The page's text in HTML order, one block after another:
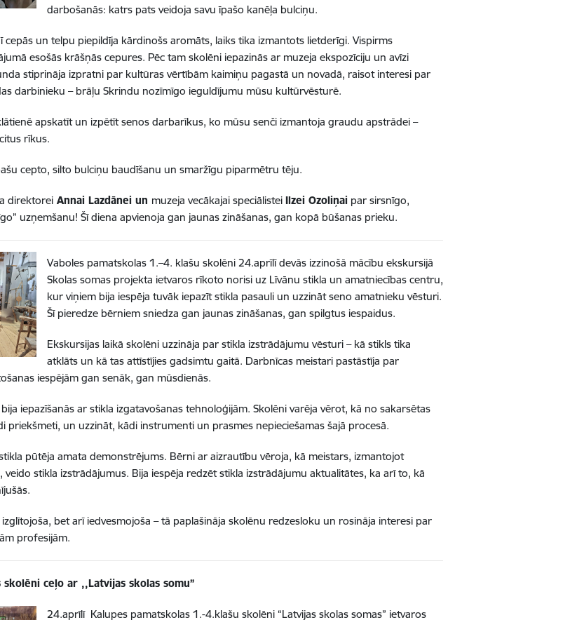
darbošanās: katrs pats veidoja savu īpašo kanēļa bulciņu.
cepās un telpu piepildīja kārdinošs aromāts, laiks tika izmantots lietderīgi. Vispirms
esošās krāšņās cepures. Pēc tam skolēni iepazinās ar muzeja ekspozīciju un avīzi
stiprināja izpratni par kultūras vērtībām kaimiņu pagastā un novadā, raisot interesi par
darbinieku – brāļu Skrindu nozīmīgo ieguldījumu mūsu kultūrvēsturē.
apskatīt un izpētīt senos darbarīkus, ko mūsu senči izmantoja graudu apstrādei –
rīkus.
cepto, silto bulciņu baudīšanu un smaržīgu piparmētru tēju.
direktorei Annai Lazdānei un muzeja vecākajai speciālisteiIlzei Ozoliņai par sirsnīgo,
uzņemšanu! Šī diena apvienoja gan jaunas zināšanas, gan kopā būšanas prieku.
Vaboles pamatskolas 1.–4. klašu skolēni 24.aprīlī devās izzinošā mācību ekskursijā
Skolas somas projekta ietvaros rīkoto norisi uz Līvānu stikla un amatniecības centru,
kur viņiem bija iespēja tuvāk iepazīt stikla pasauli un uzzināt seno amatnieku vēsturi.
Šī pieredze bērniem sniedza gan jaunas zināšanas, gan spilgtus iespaidus.
Ekskursijas laikā skolēni uzzināja par stikla izstrādājumu vēsturi – kā stikls tika
atklāts un kā tas attīstījies gadsimtu gaitā. Darbnīcas meistari pastāstīja par
iespējām gan senāk, gan mūsdienās.
iepazīšanās ar stikla izgatavošanas tehnoloģijām. Skolēni varēja vērot, kā no sakarsētas
priekšmeti, un uzzināt, kādi instrumenti un prasmes nepieciešamas šajā procesā.
pūtēja amata demonstrējums. Bērni ar aizrautību vēroja, kā meistars, izmantojot
veido stikla izstrādājumus. Bija iespēja redzēt stikla izstrādājumu aktualitātes, ka arī to, kā
bet arī iedvesmojoša – tā paplašināja skolēnu redzesloku un rosināja interesi par
profesijām.
skolēni ceļo ar ,,Latvijas skolas somu”
24.aprīlī Kalupes pamatskolas 1.-4.klašu skolēni “Latvijas skolas somas” ietvaros